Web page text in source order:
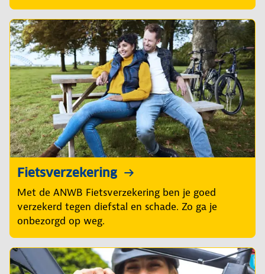
Fietsverzekering
Met de ANWB Fietsverzekering ben je goed
verzekerd tegen diefstal en schade. Zo ga je
onbezorgd op weg.